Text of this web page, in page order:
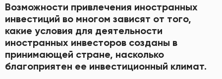
Возможности привлечения иностранных
инвестиций во многом зависят от того,
какие условия для деятельности
иностранных инвесторов созданы в
принимающей стране, насколько
благоприятен ее инвестиционный климат.